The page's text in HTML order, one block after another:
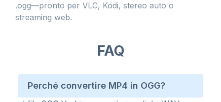
.ogg—pronto per VLC, Kodi, stereo auto o
streaming web.
FAQ
Perché convertire MP4 in OGG?